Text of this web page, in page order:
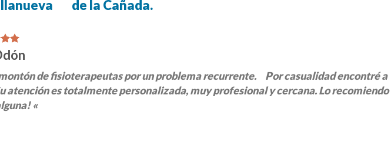
de la Cañada.
de fisioterapeutas por un problema recurrente. Por casualidad encontré a
es totalmente personalizada, muy profesional y cercana. Lo recomiendo
«